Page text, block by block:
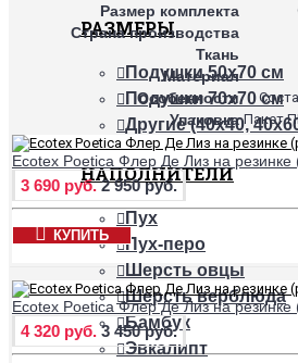
РАЗМЕРЫ
Подушки 50х70 см
Подушки 70х70 см
Другие (40х40,
НАПОЛНИТЕЛИ
Пух
Пух-перо
Шерсть овцы
Шерсть верблюда
Бамбук
Эвкалипт
Размер комплекта
Страна производства
Ткань
Материал
Особенности
Упаковка Пакет
Ecotex Poetica Флер Де Лиз на
3 690 руб. 2 950 руб.
КУПИТЬ
Ecotex Poetica Флер Де Лиз на резинке
4 320 руб. 3 450 руб.